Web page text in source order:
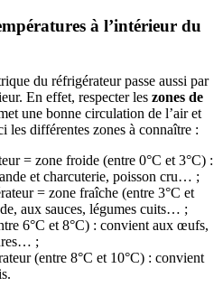
à l’intérieur du
du réfrigérateur passe aussi par
En effet, respecter les zones de
une bonne circulation de l’air et
les différentes zones à connaître :
= zone froide (entre 0°C et 3°C) :
et charcuterie, poisson cru… ;
= zone fraîche (entre 3°C et
aux sauces, légumes cuits… ;
6°C et 8°C) : convient aux œufs,
;
(entre 8°C et 10°C) : convient